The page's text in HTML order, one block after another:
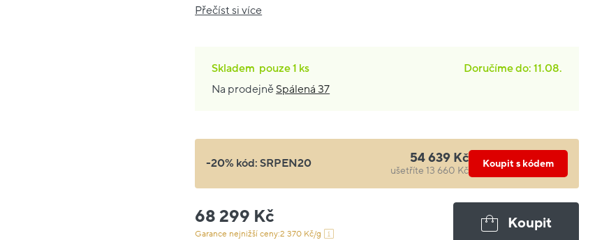
Přečíst si více
Skladem pouze1 ks
Doručíme do: 11.08.
Na prodejně Spálená 37
-20% kód:SRPEN20 54 639 Kč
ušetříte 13 660 Kč
Koupit s kódem
68 299 Kč
Garance nejnižší ceny:2 370 Kč/g
Koupit